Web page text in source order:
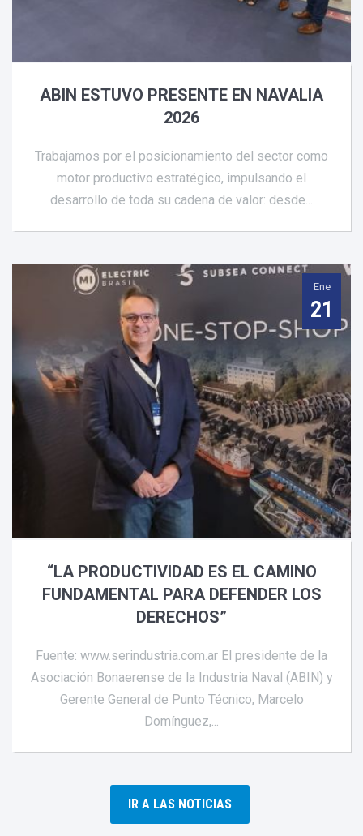
ABIN ESTUVO PRESENTE EN NAVALIA
2026
Trabajamos por el posicionamiento del sector como
motor productivo estratégico, impulsando el
desarrollo de toda su cadena de valor: desde...
Ene
21
“LA PRODUCTIVIDAD ES EL CAMINO
FUNDAMENTAL PARA DEFENDER LOS
DERECHOS”
Fuente: www.serindustria.com.ar El presidente de la
Asociación Bonaerense de la Industria Naval (ABIN) y
Gerente General de Punto Técnico, Marcelo
Domínguez,...
IR A LAS NOTICIAS